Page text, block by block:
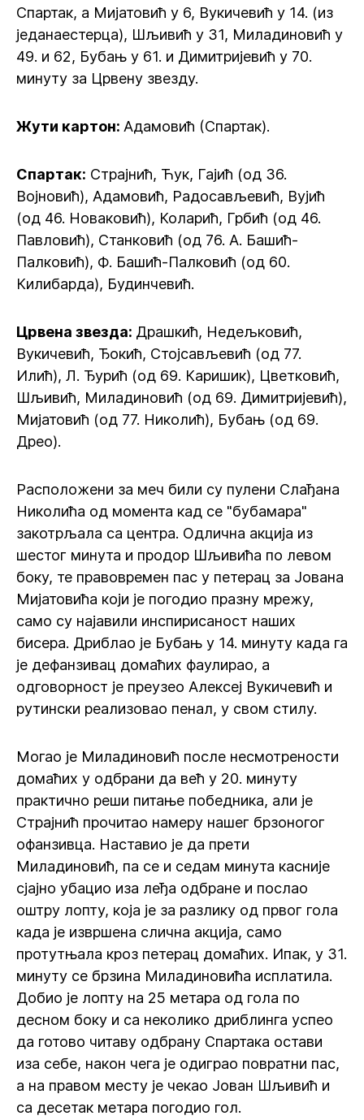
Спартак, а Мијатовић у 6, Вукичевић у 14. (из
једанаестерца), Шљивић у 31, Миладиновић у
49. и 62, Бубањ у 61. и Димитријевић у 70.
минуту за Црвену звезду.
Жути картон: Адамовић (Спартак).
Спартак: Страјнић, Ћук, Гајић (од 36.
Војновић), Адамовић, Радосављевић, Вујић
(од 46. Новаковић), Коларић, Грбић (од 46.
Павловић), Станковић (од 76. А. Башић-
Палковић), Ф. Башић-Палковић (од 60.
Килибарда), Будинчевић.
Црвена звезда: Драшкић, Недељковић,
Вукичевић, Ђокић, Стојсављевић (од 77.
Илић), Л. Ђурић (од 69. Каришик), Цветковић,
Шљивић, Миладиновић (од 69. Димитријевић),
Мијатовић (од 77. Николић), Бубањ (од 69.
Дрео).
Расположени за меч били су пулени Слађана
Николића од момента кад се "бубамара"
закотрљала са центра. Одлична акција из
шестог минута и продор Шљивића по левом
боку, те правовремен пас у петерац за Јована
Мијатовића који је погодио празну мрежу,
само су најавили инспирисаност наших
бисера. Дриблао је Бубањ у 14. минуту када га
је дефанзивац домаћих фаулирао, а
одговорност је преузео Алексеј Вукичевић и
рутински реализовао пенал, у свом стилу.
Могао је Миладиновић после несмотрености
домаћих у одбрани да већ у 20. минуту
практично реши питање победника, али је
Страјнић прочитао намеру нашег брзоногог
офанзивца. Наставио је да прети
Миладиновић, па се и седам минута касније
сјајно убацио иза леђа одбране и послао
оштру лопту, која је за разлику од првог гола
када је извршена слична акција, само
протутњала кроз петерац домаћих. Ипак, у 31.
минуту се брзина Миладиновића исплатила.
Добио је лопту на 25 метара од гола по
десном боку и са неколико дриблинга успео
да готово читаву одбрану Спартака остави
иза себе, након чега је одиграо повратни пас,
а на правом месту је чекао Јован Шљивић и
са десетак метара погодио гол.